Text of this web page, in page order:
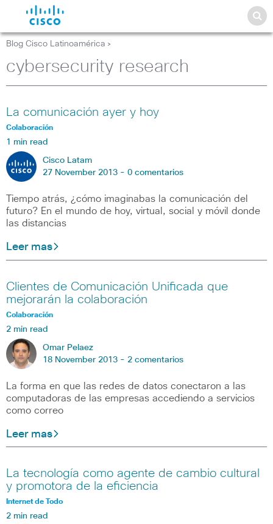
Blog Cisco Latinoamérica >
cybersecurity research
La comunicación ayer y hoy
Colaboración
1 min read
Cisco Latam
27 November 2013 - 0 comentarios
Tiempo atrás, ¿cómo imaginabas la comunicación del
futuro? En el mundo de hoy, virtual, social y móvil donde
las distancias
Leer mas
Clientes de Comunicación Unificada que
mejorarán la colaboración
Colaboración
2 min read
Omar Pelaez
18 November 2013 - 2 comentarios
La forma en que las redes de datos conectaron a las
computadoras de las empresas accediendo a servicios
como correo
Leer mas
La tecnología como agente de cambio cultural
y promotora de la eficiencia
Internet de Todo
2 min read